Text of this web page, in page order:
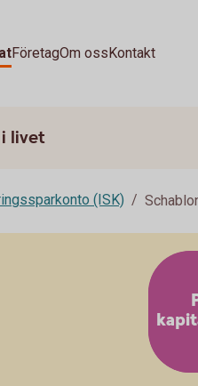
FöretagOm ossKontakt
livet
(ISK)